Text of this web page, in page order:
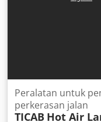
Peralatan untuk
perkerasan jalan
TICAB Hot Air